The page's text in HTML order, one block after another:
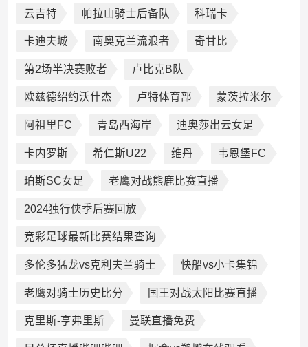
云吉特 帕拉山骑士后备队 科瑞卡
卡迪夫城 南奥克兰流浪者 奇甘比
第2场半决赛败者 卢比克B队
欧兹德绍约沃什杰 卢特体育部 蒙茨拉米尔
阿祖里FC 青岛西海岸 迪奥莎出云女足
卡内罗斯 希仁斯U22 维丹 韦恩堡FC
珀斯SC女足 老鹰对战熊鹿比赛直播
2024独行侠季后赛回放
竞彩足球最新比赛结果查询
多伦多猛龙vs克利夫兰骑士 快船vs小卡集锦
老鹰对骑士历史比分 国王对战太阳比赛直播
克里斯-亨弗里斯 曼联直播免费